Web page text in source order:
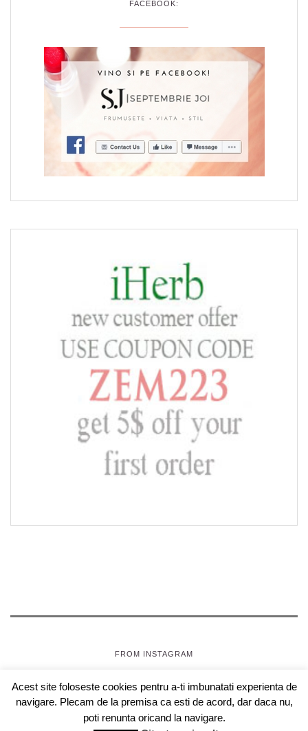
FACEBOOK:
FROM INSTAGRAM
SEPTEMBRIE, JOI
- OAZA PENTRU FETE
Acest site foloseste cookies pentru a-ti imbunatati experienta de
navigare. Plecam de la premisa ca esti de acord, dar daca nu,
poti renunta oricand la navigare.